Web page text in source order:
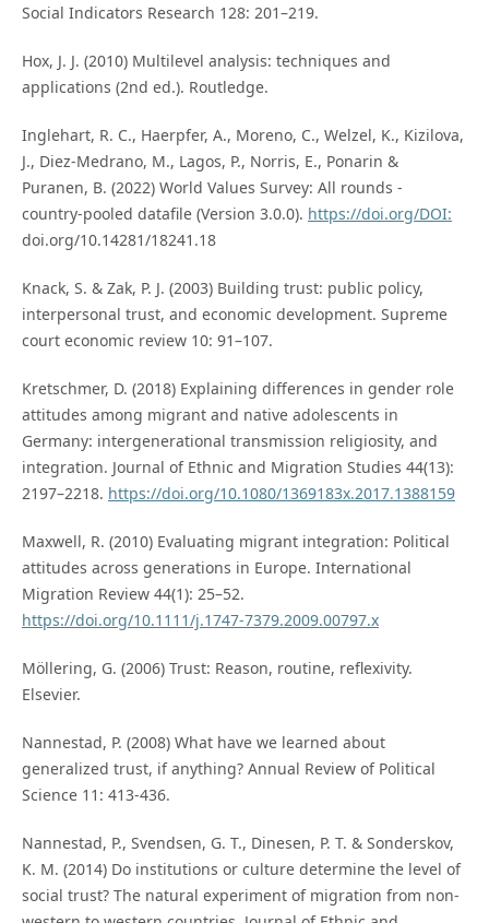
Social Indicators Research 128: 201–219.
Hox, J. J. (2010) Multilevel analysis: techniques and
applications (2nd ed.). Routledge.
Inglehart, R. C., Haerpfer, A., Moreno, C., Welzel, K., Kizilova,
J., Diez-Medrano, M., Lagos, P., Norris, E., Ponarin &
Puranen, B. (2022) World Values Survey: All rounds -
country-pooled datafile (Version 3.0.0). https://doi.org/DOI:
doi.org/10.14281/18241.18
Knack, S. & Zak, P. J. (2003) Building trust: public policy,
interpersonal trust, and economic development. Supreme
court economic review 10: 91–107.
Kretschmer, D. (2018) Explaining differences in gender role
attitudes among migrant and native adolescents in
Germany: intergenerational transmission religiosity, and
integration. Journal of Ethnic and Migration Studies 44(13):
2197–2218. https://doi.org/10.1080/1369183x.2017.1388159
Maxwell, R. (2010) Evaluating migrant integration: Political
attitudes across generations in Europe. International
Migration Review 44(1): 25–52.
https://doi.org/10.1111/j.1747-7379.2009.00797.x
Möllering, G. (2006) Trust: Reason, routine, reflexivity.
Elsevier.
Nannestad, P. (2008) What have we learned about
generalized trust, if anything? Annual Review of Political
Science 11: 413-436.
Nannestad, P., Svendsen, G. T., Dinesen, P. T. & Sonderskov,
K. M. (2014) Do institutions or culture determine the level of
social trust? The natural experiment of migration from non-